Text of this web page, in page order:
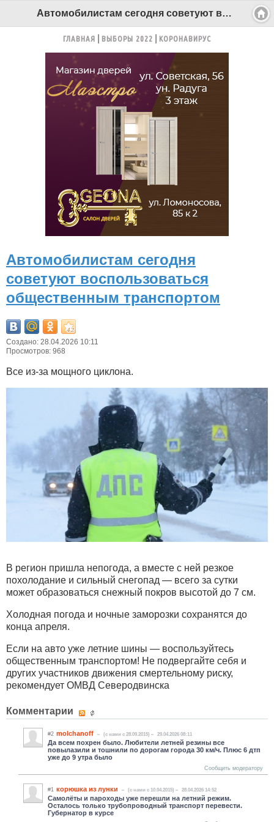
Автомобилистам сегодня советуют воспользоваться общественным транспортом - Беломорканал Северодвинск tv29.ru
ГЛАВНАЯ ВЫБОРЫ 2022 КОРОНАВИРУС
Автомобилистам сегодня
советуют воспользоваться
общественным транспортом
Создано: 28.04.2026 10:11
Просмотров: 968
Все из-за мощного циклона.
В регион пришла непогода, а вместе с ней резкое
похолодание и сильный снегопад — всего за сутки
может образоваться снежный покров высотой до 7 см.
Холодная погода и ночные заморозки сохранятся до
конца апреля.
Если на авто уже летние шины — воспользуйтесь
общественным транспортом! Не подвергайте себя и
других участников движения смертельному риску,
рекомендует ОМВД Северодвинска
Комментарии
#2 molchanoff (c нами с 28.09.2015) 29.04.2026 08:11
Да всем похрен было. Любители летней резины все
повылазили и тошнили по дорогам города 30 км/ч. Плюс 6 дтп
уже до 9 утра было
Сообщить модератору
#1 корюшка из лунки (c нами с 10.04.2015) 28.04.2026 14:52
Самолёты и пароходы уже перешли на летний режим.
Осталось только трубопроводный транспорт перевести.
Губернатор в курсе